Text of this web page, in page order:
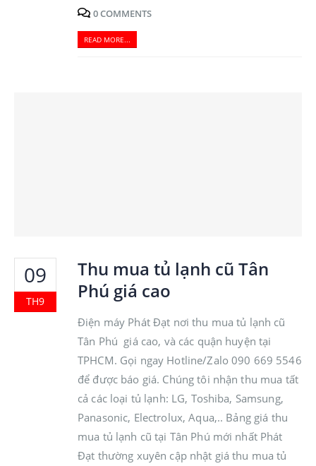
0 COMMENTS
READ MORE...
09
TH9
Thu mua tủ lạnh cũ Tân
Phú giá cao
Điện máy Phát Đạt nơi thu mua tủ lạnh cũ
Tân Phú giá cao, và các quận huyện tại
TPHCM. Gọi ngay Hotline/Zalo 090 669 5546
để được báo giá. Chúng tôi nhận thu mua tất
cả các loại tủ lạnh: LG, Toshiba, Samsung,
Panasonic, Electrolux, Aqua,.. Bảng giá thu
mua tủ lạnh cũ tại Tân Phú mới nhất Phát
Đạt thường xuyên cập nhật giá thu mua tủ